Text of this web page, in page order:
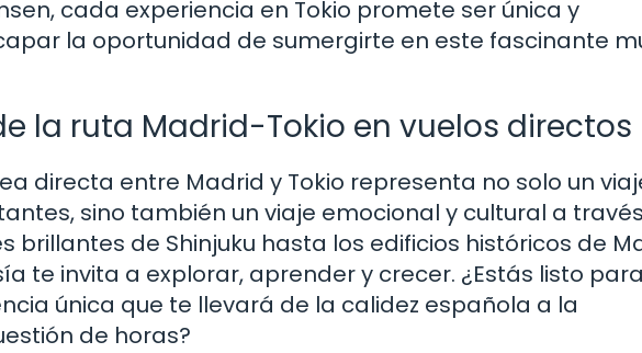
cada experiencia en Tokio promete ser única y
la oportunidad de sumergirte en este fascinante
la ruta Madrid-Tokio en vuelos directos
directa entre Madrid y Tokio representa no solo un
sino también un viaje emocional y cultural a
brillantes de Shinjuku hasta los edificios históricos de
te invita a explorar, aprender y crecer. ¿Estás listo para
única que te llevará de la calidez española a la
de horas?